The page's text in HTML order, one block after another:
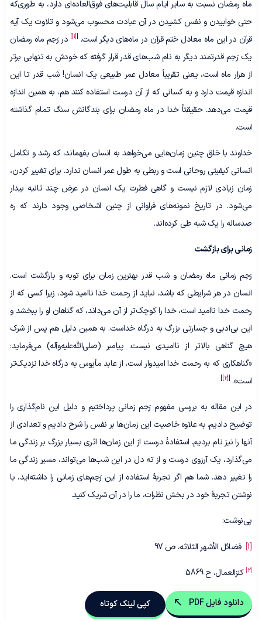
ماه رمضان نسبت به سایر ایام سال قابلیت‌های فوق‌العاده‌ای دارد، به طوری‌که
حتی خوابیدن و نفس کشیدن در آن عبادت محسوب می‌شود و تلاوت یک آیه
قرآن در این ماه معادل ختم قرآن در ماه‌های دیگر است. [
[1]
] در رَحِم ماه رمضان
یک رَحِم قدرتمند دیگر به نام شب‌های قدر قرار گرفته که خودش به تنهایی برتر
از هزار ماه است، یعنی تقریباً معادل عمر طبیعی یک انسان! شب قدر تا این
اندازه قیمت دارد و به کسانی که از آن درست استفاده کنند هم، به همین اندازه
قیمت می‌دهد. حقیقتاً خدا در ماه رمضان برای بندگانش سنگ تمام گذاشته
است.
خداوند با خلق چنین زمان‌هایی می‌خواهد به انسان بفهماند، که رشد و تکامل
انسانی کیفیتی روحانی است و ربطی به طول عمر انسان ندارد. برای تغییر کردن،
زمان زیادی لازم نیست و گاهی فطرت یک انسان در عرض چند ثانیه بیدار
می‌شود. در تاریخ نمونه‌های فراوانی از چنین اشخاصی وجود دارند که ره
صدساله را یک شبه طی کرده‌اند.
زمانی برای بازگشت
رَحِم زمانی ماه رمضان و شب قدر بهترین زمان برای توبه و بازگشت است.
انسان در هر شرایطی که باشد، نباید از رحمت خدا ناامید شود، زیرا کسی که از
رحمت خدا ناامید است، خدا را کوچک‌تر از آن می‌داند، که گناهان او را ببخشد و
این بی‌ادبی و جسارتی بزرگ به درگاه خداست. به همین دلیل هم پس از شرک
هیچ گناهی بالاتر از ناامیدی نیست. پیامبر (صلی‌الله‌علیه‌وآله) می‌فرماید:
«گناهکاری که به رحمت خدا امیدوار است، از عابد مأیوس به درگاه خدا نزدیک‌تر
است». [
[2]
]
در این مقاله به بررسی مفهوم رَحِم زمانی پرداختیم و دلیل این نام‌گذاری را
توضیح دادیم. به علاوه خاصیت این زمان‌ها بر نفس را شرح دادیم و تعدادی از
آنها را نیز نام بردیم. استفادۀ درست از این زمان‌ها اثری بسیار بزرگ بر زندگی ما
می‌گذارد، یک آرزوی درست و از ته دل در این شب‌ها می‌تواند، مسیر زندگی ما
را تغییر دهد. شما هم اگر تجربۀ استفاده از این رَحِم‌های زمانی را داشته‌اید، با
نوشتن تجربۀ خود در بخش نظرات، ما را در آن شریک کنید.
پی‌نوشت:
[1] فضائل الأشهر الثلاثه، ص 97
[2] کنزالعمال، ح 5869
دانلود فایل PDF کپی لینک کوتاه